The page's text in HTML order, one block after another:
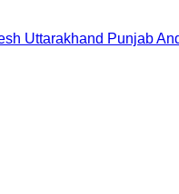
Uttarakhand Punjab